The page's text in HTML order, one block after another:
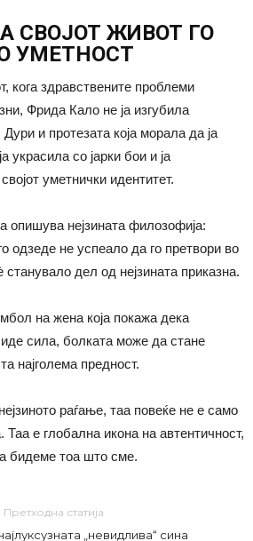
СВОЈОТ ЖИВОТ ГО
УМЕТНОСТ
кога здравствените проблеми
Фрида Кало не ја изгубила
и протезата која морала да ја
украсила со јарки бои и ја
уметнички идентитет.
опишува нејзината филозофија:
одзеде не успеало да го претвори во
дел од нејзината приказна.
на жена која покажа дека
сила, болката може да стане
најголема предност.
раѓање, таа повеќе не е само
Таа е глобална икона на автентичност,
бидеме тоа што сме.
Претходна статија
„невидлива“ сина